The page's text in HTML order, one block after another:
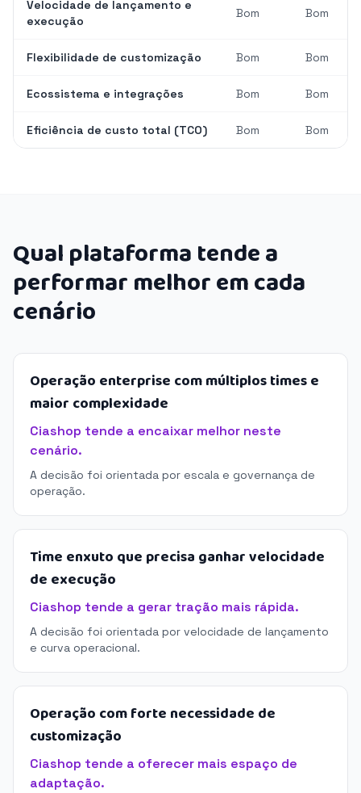
Velocidade de lançamento e
execução
Bom Bom
Flexibilidade de customização Bom Bom
Ecossistema e integrações Bom Bom
Eficiência de custo total (TCO) Bom Bom
Qual plataforma tende a
performar melhor em cada
cenário
Operação enterprise com múltiplos times e
maior complexidade
Ciashop tende a encaixar melhor neste
cenário.
A decisão foi orientada por escala e governança de
operação.
Time enxuto que precisa ganhar velocidade
de execução
Ciashop tende a gerar tração mais rápida.
A decisão foi orientada por velocidade de lançamento
e curva operacional.
Operação com forte necessidade de
customização
Ciashop tende a oferecer mais espaço de
adaptação.